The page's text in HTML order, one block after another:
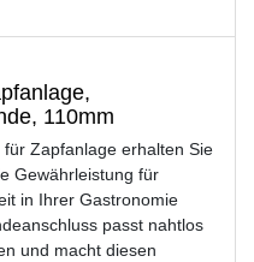
110mm
Zapfanlage erhalten Sie
Gewährleistung für
in Ihrer Gastronomie
passt nahtlos
und macht diesen